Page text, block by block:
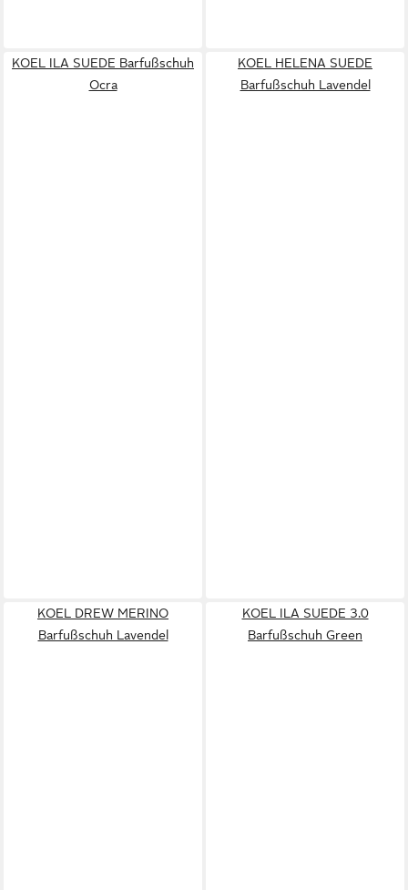
KOEL ILA SUEDE Barfußschuh
Ocra
KOEL HELENA SUEDE
Barfußschuh Lavendel
KOEL DREW MERINO
Barfußschuh Lavendel
KOEL ILA SUEDE 3.0
Barfußschuh Green